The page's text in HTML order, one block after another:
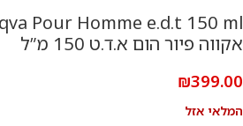
אקווה פיור הום א.ד.ט 150 מ”ל
₪399.00
המלאי אזל